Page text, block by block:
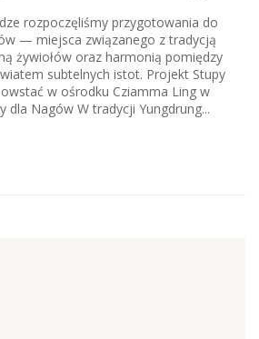
rozpoczęliśmy przygotowania do
— miejsca związanego z tradycją
żywiołów oraz harmonią pomiędzy
subtelnych istot. Projekt Stupy
w ośrodku Cziamma Ling w
dla Nagów W tradycji Yungdrung...